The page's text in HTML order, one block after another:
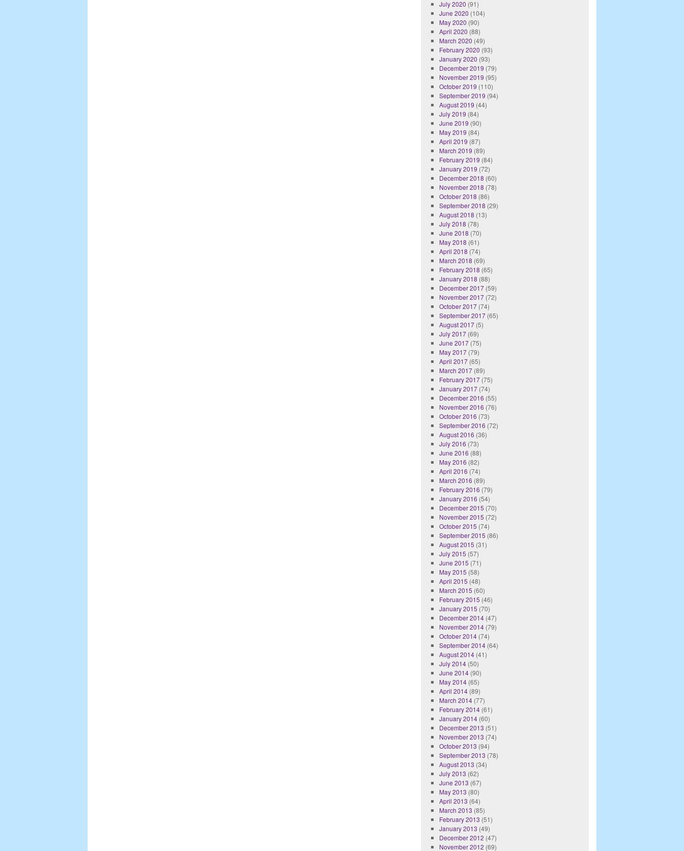
July 2020 (91)
June 2020 (104)
May 2020 (90)
April 2020 (88)
March 2020 (49)
February 2020 (93)
January 2020 (93)
December 2019 (79)
November 2019 (95)
October 2019 (110)
September 2019 (94)
August 2019 (44)
July 2019 (84)
June 2019 (90)
May 2019 (84)
April 2019 (87)
March 2019 (89)
February 2019 (84)
January 2019 (72)
December 2018 (60)
November 2018 (78)
October 2018 (86)
September 2018 (29)
August 2018 (13)
July 2018 (78)
June 2018 (70)
May 2018 (61)
April 2018 (74)
March 2018 (69)
February 2018 (65)
January 2018 (88)
December 2017(59)
November 2017(72)
October 2017(74)
September 2017(65)
August 2017(5)
July 2017(69)
June 2017(75)
May 2017(79)
April 2017(65)
March 2017(89)
February 2017(75)
January 2017(74)
December 2016 (55)
November 2016 (76)
October 2016 (73)
September 2016 (72)
August 2016 (36)
July 2016 (73)
June 2016 (88)
May 2016 (82)
April 2016 (74)
March 2016 (89)
February 2016 (79)
January 2016 (54)
December 2015 (70)
November 2015 (72)
October 2015 (74)
September 2015 (86)
August 2015 (31)
July 2015 (57)
June 2015 (71)
May 2015 (58)
April 2015 (48)
March 2015 (60)
February 2015 (46)
January 2015 (70)
December 2014(47)
November 2014(79)
October 2014(74)
September 2014(64)
August 2014(41)
July 2014(50)
June 2014(90)
May 2014(65)
April 2014(89)
March 2014(77)
February 2014(61)
January 2014(60)
December 2013 (51)
November 2013 (74)
October 2013 (94)
September 2013 (78)
August 2013 (34)
July 2013 (62)
June 2013 (67)
May 2013 (80)
April 2013 (64)
March 2013 (85)
February 2013 (51)
January 2013 (49)
December 2012 (47)
November 2012 (69)